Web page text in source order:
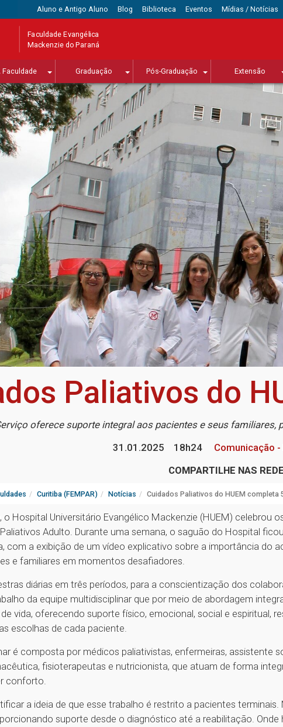
Aluno e Antigo Aluno Blog Biblioteca Eventos Mídias / Notícias
Faculdade Evangélica
Mackenzie do Paraná
Faculdade Graduação Pós-Graduação Extensão
Paliativos do
oferece suporte integral aos pacientes e seus familiares,
31.01.2025
18h24
Comunicação
COMPARTILHE NAS
Curitiba (FEMPAR) Notícias Cuidados Paliativos do HUEM completa
o Hospital Universitário Evangélico Mackenzie (HUEM) celebrou
Adulto. Durante uma semana, o saguão do Hospital
com a exibição de um vídeo explicativo sobre a importância do
e familiares em momentos desafiadores.
diárias em três períodos, para a conscientização dos
da equipe multidisciplinar que por meio de abordagem
vida, oferecendo suporte físico, emocional, social e espiritual,
escolhas de cada paciente.
é composta por médicos paliativistas, enfermeiras, assistente
fisioterapeutas e nutricionista, que atuam de forma
conforto.
a ideia de que esse trabalho é restrito a pacientes
suporte desde o diagnóstico até a reabilitação. Onde